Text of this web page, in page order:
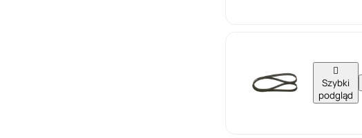

Szybki
podgląd